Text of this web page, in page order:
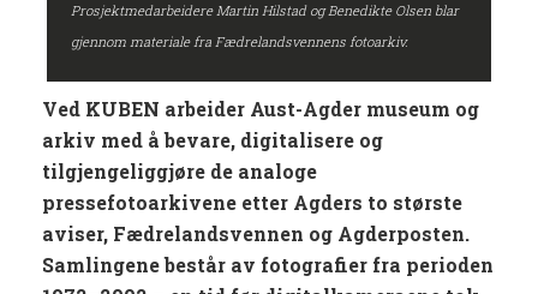
Prosjektmedarbeidere Martin Hilstad og Benedikte Olsen blar
gjennom materiale fra Fædrelandsvennens fotoarkiv.
Ved KUBEN arbeider Aust-Agder museum og
arkiv med å bevare, digitalisere og
tilgjengeliggjøre de analoge
pressefotoarkivene etter Agders to største
aviser, Fædrelandsvennen og Agderposten.
Samlingene består av fotografier fra perioden